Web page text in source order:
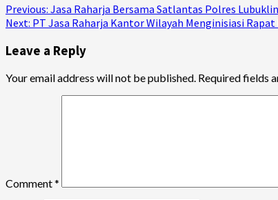
Continue
Reading
Previous: Jasa Raharja Bersama Satlantas Polres
Next: PT Jasa Raharja Kantor Wilayah Menginisiasi
Leave a Reply
Your email address will not be published. Required fields
Comment*